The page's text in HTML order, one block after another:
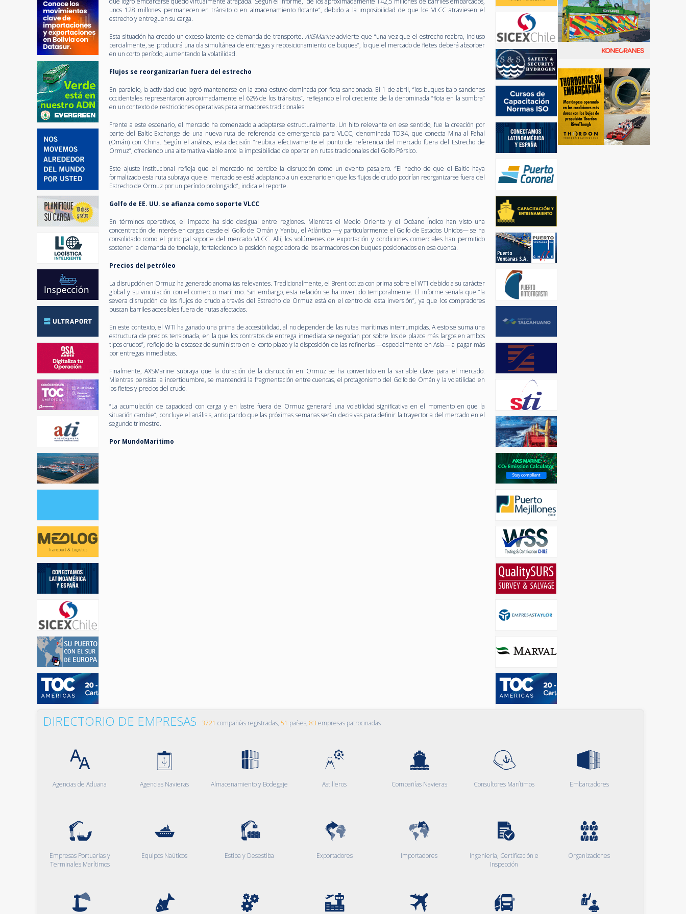
unos 128 millones permanecen en tránsito o en almacenamiento flotante”, debido a la imposibilidad de que los VLCC atraviesen el
estrecho y entreguen su carga.
Esta situación ha creado un exceso latente de demanda de transporte. AXSMarineadvierte que “una vez que el estrecho reabra, incluso
parcialmente, se producirá una ola simultánea de entregas y reposicionamiento de buques”, lo que el mercado de fletes deberá absorber
en un corto período, aumentando la volatilidad.
Flujos se reorganizarían fuera del estrecho
En paralelo, la actividad que logró mantenerse en la zona estuvo dominada por flota sancionada. El 1 de abril, “los buques bajo sanciones
occidentales representaron aproximadamente el 62% de los tránsitos”, reflejando el rol creciente de la denominada “flota en la sombra”
en un contexto de restricciones operativas para armadores tradicionales.
Frente a este escenario, el mercado ha comenzado a adaptarse estructuralmente. Un hito relevante en ese sentido, fue la creación por
parte del Baltic Exchange de una nueva ruta de referencia de emergencia para VLCC, denominada TD34, que conecta Mina al Fahal
(Omán) con China. Según el análisis, esta decisión “reubica efectivamente el punto de referencia del mercado fuera del Estrecho de
Ormuz”, ofreciendo una alternativa viable ante la imposibilidad de operar en rutas tradicionales del Golfo Pérsico.
Este ajuste institucional refleja que el mercado no percibe la disrupción como un evento pasajero. “El hecho de que el Baltic haya
formalizado esta ruta subraya que el mercado se está adaptando a un escenario en que los flujos de crudo podrían reorganizarse fuera del
Estrecho de Ormuz por un período prolongado”, indica el reporte.
Golfo de EE. UU. se afianza como soporte VLCC
En términos operativos, el impacto ha sido desigual entre regiones. Mientras el Medio Oriente y el Océano Índico han visto una
concentración de interés en cargas desde el Golfo de Omán y Yanbu, el Atlántico —y particularmente el Golfo de Estados Unidos— se ha
consolidado como el principal soporte del mercado VLCC. Allí, los volúmenes de exportación y condiciones comerciales han permitido
sostener la demanda de tonelaje, fortaleciendo la posición negociadora de los armadores con buques posicionados en esa cuenca.
Precios del petróleo
La disrupción en Ormuz ha generado anomalías relevantes. Tradicionalmente, el Brent cotiza con prima sobre el WTI debido a su carácter
global y su vinculación con el comercio marítimo. Sin embargo, esta relación se ha invertido temporalmente. El informe señala que “la
severa disrupción de los flujos de crudo a través del Estrecho de Ormuz está en el centro de esta inversión”, ya que los compradores
buscan barriles accesibles fuera de rutas afectadas.
En este contexto, el WTI ha ganado una prima de accesibilidad, al no depender de las rutas marítimas interrumpidas. A esto se suma una
estructura de precios tensionada, en la que los contratos de entrega inmediata se negocian por sobre los de plazos más largos en ambos
tipos crudos”, reflejo de la escasez de suministro en el corto plazo y la disposición de las refinerías —especialmente en Asia— a pagar más
por entregas inmediatas.
Finalmente, AXSMarine subraya que la duración de la disrupción en Ormuz se ha convertido en la variable clave para el mercado.
Mientras persista la incertidumbre, se mantendrá la fragmentación entre cuencas, el protagonismo del Golfo de Omán y la volatilidad en
los fletes y precios del crudo.
“La acumulación de capacidad con carga y en lastre fuera de Ormuz generará una volatilidad significativa en el momento en que la
situación cambie”, concluye el análisis, anticipando que las próximas semanas serán decisivas para definir la trayectoria del mercado en el
segundo trimestre.
Por MundoMaritimo
DIRECTORIO DE EMPRESAS 3721 compañías registradas, 51 países, 83 empresas patrocinadas
Agencias de Aduana Agencias Navieras Almacenamiento y Bodegaje Astilleros Compañías Navieras Consultores Marítimos Embarcadores
Empresas Portuarias y
Terminales Marítimos
Equipos Naúticos Estiba y Desestiba Exportadores Importadores
Ingeniería, Certificación e
Inspección
Organizaciones